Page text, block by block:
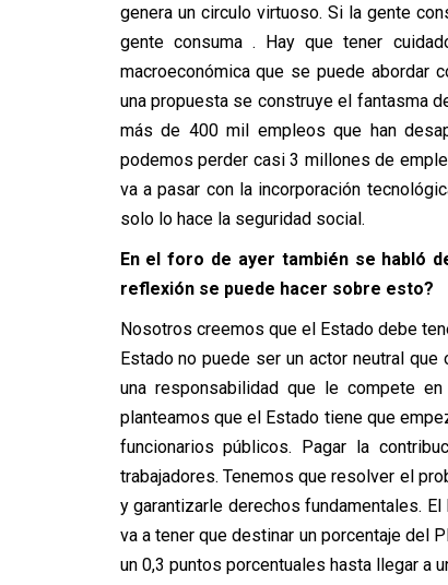
genera un circulo virtuoso. Si la gente
gente consuma . Hay que tener
macroeconómica que se puede abordar
una propuesta se construye el fantasma
más de 400 mil empleos que han
podemos perder casi 3 millones de
va a pasar con la incorporación
solo lo hace la seguridad social.
En el foro de ayer también se habló
reflexión se puede hacer sobre esto?
Nosotros creemos que el Estado debe
Estado no puede ser un actor neutral
una responsabilidad que le compete
planteamos que el Estado tiene que
funcionarios públicos. Pagar la
trabajadores. Tenemos que resolver el
y garantizarle derechos fundamentales.
va a tener que destinar un porcentaje del
un 0,3 puntos porcentuales hasta llegar a